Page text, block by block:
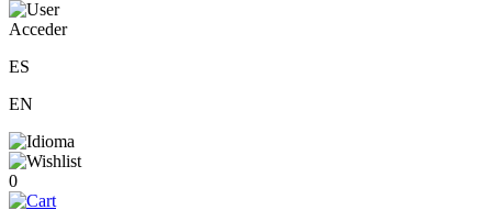
Acceder
ES
EN
0